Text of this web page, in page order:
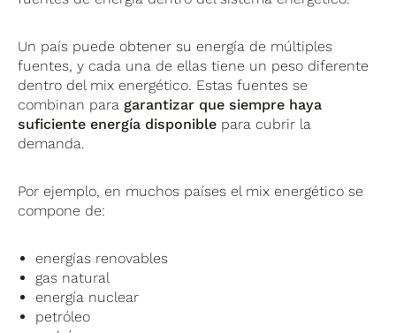
Un país puede obtener su energía de múltiples
fuentes, y cada una de ellas tiene un peso diferente
dentro del mix energético. Estas fuentes se
combinan para garantizar que siempre haya
suficiente energía disponible para cubrir la
demanda.
Por ejemplo, en muchos países el mix energético se
compone de:
energías renovables
gas natural
energía nuclear
petróleo